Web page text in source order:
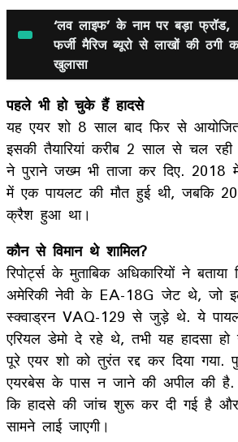
‘लव लाइफ’ के नाम पर बड़ा फ्रॉड,
फर्जी मैरिज ब्यूरो से लाखों की ठगी
खुलासा
पहले भी हो चुके हैं हादसे
यह एयर शो 8 साल बाद फिर से
इसकी तैयारियां करीब 2 साल से चल
ने पुराने जख्म भी ताजा कर दिए. 2018
में एक पायलट की मौत हुई थी, जबकि
क्रैश हुआ था।
कौन से विमान थे शामिल?
रिपोर्ट्स के मुताबिक अधिकारियों ने
अमेरिकी नेवी के EA-18G जेट थे, जो
स्क्वाड्रन VAQ-129 से जुड़े थे. ये
एरियल डेमो दे रहे थे, तभी यह हादसा
पूरे एयर शो को तुरंत रद्द कर दिया
एयरबेस के पास न जाने की अपील की है.
कि हादसे की जांच शुरू कर दी गई है और
सामने लाई जाएगी।